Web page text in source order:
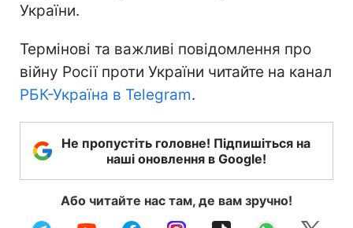
України.
Термінові та важливі повідомлення про
війну Росії проти України читайте на канал
РБК-Україна в Telegram.
Не пропустіть головне! Підпишіться на
наші оновлення в Google!
Або читайте нас там, де вам зручно!